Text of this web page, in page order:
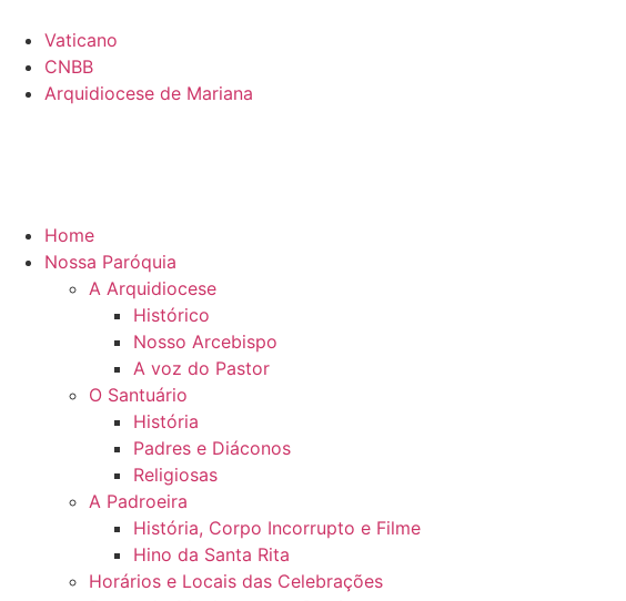
Vaticano
CNBB
Arquidiocese de Mariana
Home
Nossa Paróquia
A Arquidiocese
Histórico
Nosso Arcebispo
A voz do Pastor
O Santuário
História
Padres e Diáconos
Religiosas
A Padroeira
História, Corpo Incorrupto e Filme
Hino da Santa Rita
Horários e Locais das Celebrações